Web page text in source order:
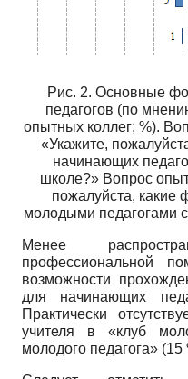
Рис. 2. Основные
педагогов (по
опытных коллег; %).
«Укажите,
начинающих
школе?» Вопрос
пожалуйста, какие
молодыми педагогами
Менее
профессиональной
возможности
для начинающих
Практически
учителя в «клуб
молодого педагога» (15